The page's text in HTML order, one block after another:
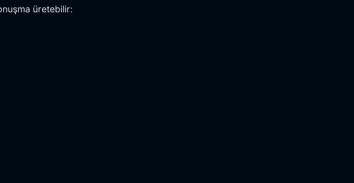
üretebilir: